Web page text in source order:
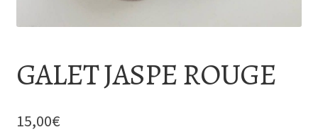
GALET JASPE ROUGE
15,00€